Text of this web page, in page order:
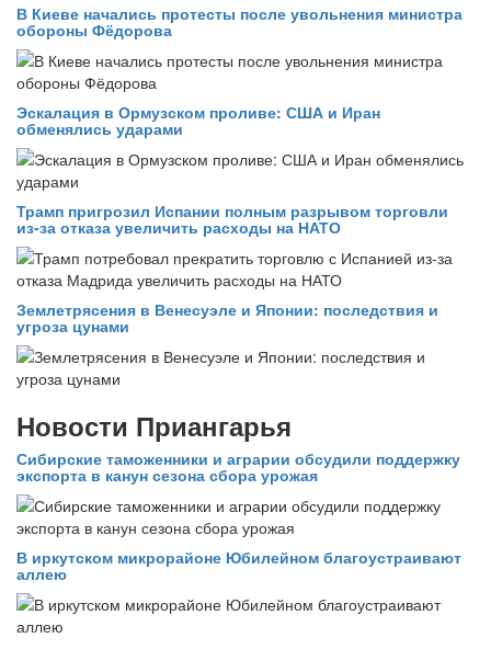
В Киеве начались протесты после увольнения министра
обороны Фёдорова
Эскалация в Ормузском проливе: США и Иран
обменялись ударами
Трамп пригрозил Испании полным разрывом торговли
из‑за отказа увеличить расходы на НАТО
Землетрясения в Венесуэле и Японии: последствия и
угроза цунами
Новости Приангарья
Сибирские таможенники и аграрии обсудили поддержку
экспорта в канун сезона сбора урожая
В иркутском микрорайоне Юбилейном благоустраивают
аллею